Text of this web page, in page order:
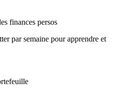
finances persos
par semaine pour apprendre et